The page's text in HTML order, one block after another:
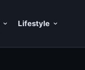
Lifestyle